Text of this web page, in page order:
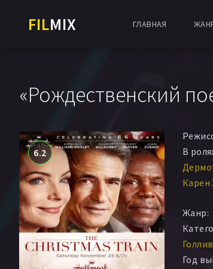
FILMIX ГЛАВНАЯ
«Рождественский
6.2
В
Карен
Холли
Йен
Жанр:
Год